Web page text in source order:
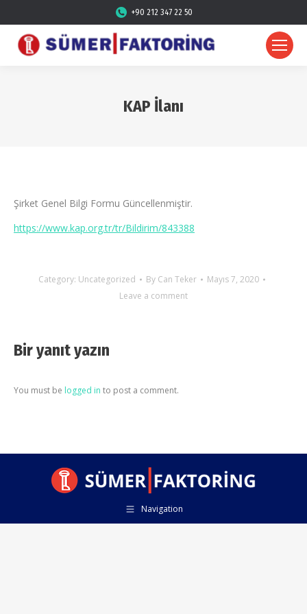
+90 212 347 22 50
KAP İlanı
Şirket Genel Bilgi Formu Güncellenmiştir.
https://www.kap.org.tr/tr/Bildirim/843388
Category: Uncategorized By Can Teker
Mayıs 7, 2020
Leave a comment
Bir yanıt yazın
You must be logged in to post a comment.
Navigation